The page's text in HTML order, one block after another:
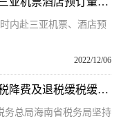
内赴三亚机票、酒店预
2022/12/06
环球快资讯：前10月海南累计新增减税降费及退税缓税缓费超260亿元
务总局海南省税务局坚持